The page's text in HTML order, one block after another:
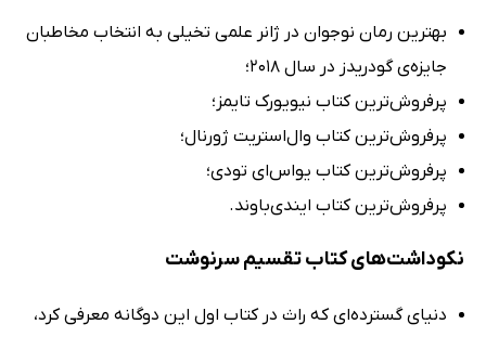
بهترین رمان نوجوان در ژانر علمی تخیلی به انتخاب مخاطبان
جایزه‌ی گودریدز در سال 2018؛
پرفروش‌ترین کتاب نیویورک تایمز؛
پرفروش‌ترین کتاب وال‌استریت ژورنال؛
پرفروش‌ترین کتاب یو‌اس‌ای تودی؛
پرفروش‌ترین کتاب ایندی‌باوند.
نکوداشت‌های کتاب تقسیم سرنوشت
دنیای گسترده‌ای که راث در کتاب اول این دوگانه معرفی کرد،